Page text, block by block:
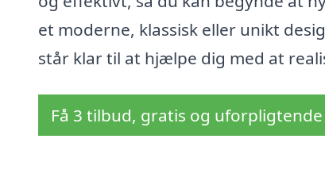
et moderne, klassisk eller unikt
står klar til at hjælpe dig med at
Få 3 tilbud, gratis og uforpligtende